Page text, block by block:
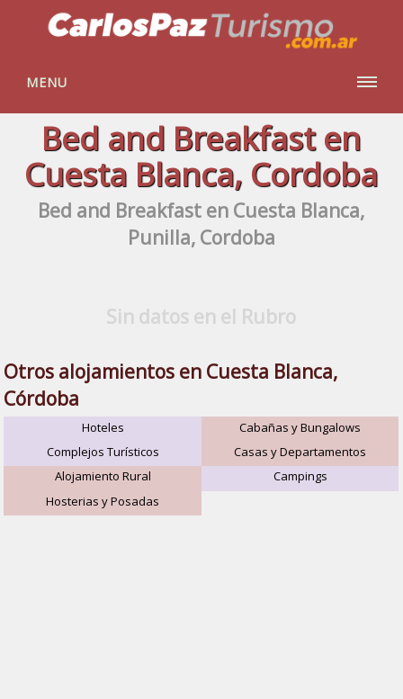
MENU
Bed and Breakfast en
Cuesta Blanca, Cordoba
Bed and Breakfast en Cuesta Blanca,
Punilla, Cordoba
Sin datos en el Rubro
Otros alojamientos en Cuesta Blanca,
Córdoba
Hoteles
Cabañas y Bungalows
Complejos Turísticos
Casas y Departamentos
Alojamiento Rural
Campings
Hosterias y Posadas